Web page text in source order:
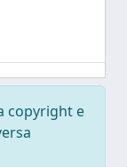
copyright e